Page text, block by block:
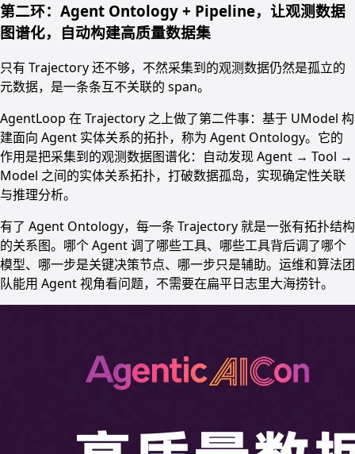
第二环：Agent Ontology + Pipeline，让观测数据
图谱化，自动构建高质量数据集
只有 Trajectory 还不够，不然采集到的观测数据仍然是孤立的
元数据，是一条条互不关联的 span。
AgentLoop 在 Trajectory 之上做了第二件事：基于 UModel 构
建面向 Agent 实体关系的拓扑，称为 Agent Ontology。它的
作用是把采集到的观测数据图谱化：自动发现 Agent → Tool →
Model 之间的实体关系拓扑，打破数据孤岛，实现确定性关联
与推理分析。
有了 Agent Ontology，每一条 Trajectory 就是一张有拓扑结构
的关系图。哪个 Agent 调了哪些工具、哪些工具背后调了哪个
模型、哪一步是关键决策节点、哪一步只是辅助。运维和算法团
队能用 Agent 视角看问题，不需要在扁平日志里大海捞针。